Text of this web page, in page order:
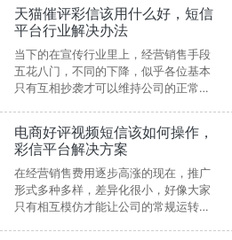
天猫催评彩信该用什么好，短信
平台行业解决办法
当下的在宣传行业里上，经营销售手段
五花八门，不同的下降，似乎各位基本
只有互相抄袭才可以维持公司的正常经
更加躁动不安和费尽心机。
电商好评视频短信该如何操作，
彩信平台解决方案
在经营销售费用逐步高涨的现在，推广
形式多种多样，差异化很小，好像大家
只有相互模仿才能让公司的常规运转。